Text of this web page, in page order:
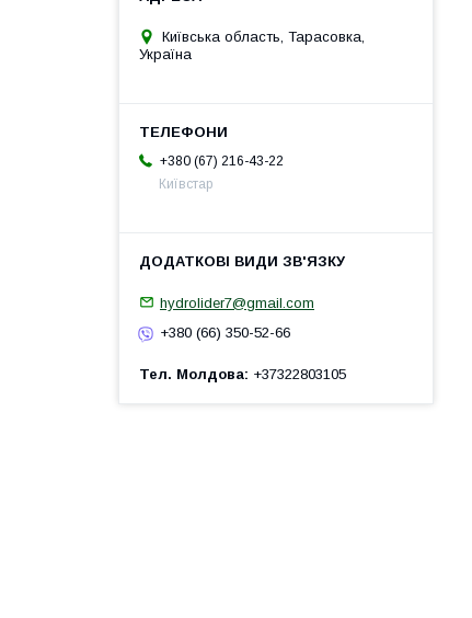
Київська область, Тарасовка,
Україна
+380 (67) 216-43-22
Київстар
hydrolider7@gmail.com
+380 (66) 350-52-66
Тел. Молдова +37322803105